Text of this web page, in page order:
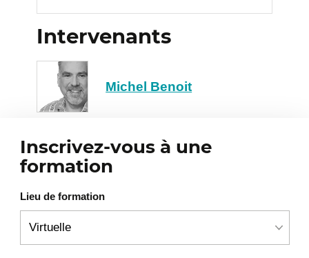
Pourquoi mesurer ?
Métriques qualité ou métriques de
test ?
Les différents tableaux de bord,
composantes essentielles de votre
programme qualité
D’où proviennent les métriques pour
réaliser l’amélioration continue et
Métriques standards
Qu’est-ce qu’un modèle qualité ?
Intervenants
Michel Benoit
Inscrivez-vous à une
formation
Lieu de formation